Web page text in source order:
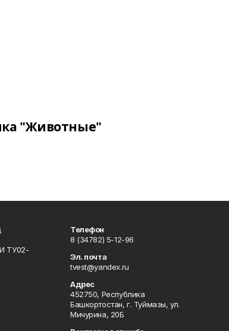
"Животные"
ТУ02-
Телефон
8 (34782) 5-12-96
Эл. почта
tvest@yandex.ru
Адрес
452750, Республика
Башкортостан, г. Туймазы, ул.
Мичурина, 20Б